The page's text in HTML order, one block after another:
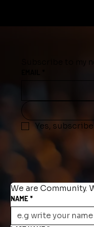
Subscribe to my
Yes,
We are Community.
NAME *